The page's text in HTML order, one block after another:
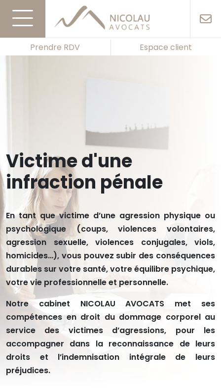
Prendre RDV Espace client
Victime d'une
infraction pénale
En tant que victime d’une agression physique ou
psychologique (coups, violences volontaires,
agression sexuelle, violences conjugales, viols,
homicides…), vous pouvez subir des conséquences
durables sur votre santé, votre équilibre psychique,
votre vie professionnelle et personnelle.
Notre cabinet NICOLAU AVOCATS met ses
compétences en droit du dommage corporel au
service des victimes d’agressions, pour les
accompagner dans la reconnaissance de leurs
droits et l’indemnisation intégrale de leurs
préjudices.